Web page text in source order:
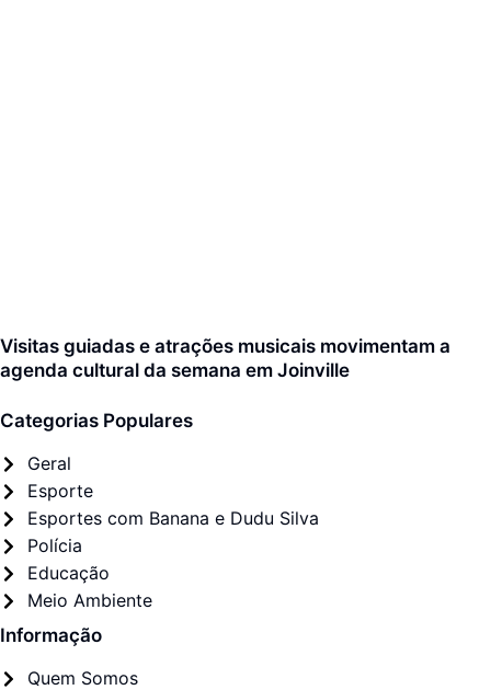
Visitas guiadas e atrações musicais movimentam a
agenda cultural da semana em Joinville
Categorias Populares
Geral
Esporte
Esportes com Banana e Dudu Silva
Polícia
Educação
Meio Ambiente
Informação
Quem Somos